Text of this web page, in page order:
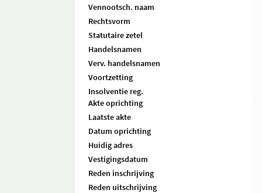
Vennootsch. naam
Rechtsvorm
Statutaire zetel
Handelsnamen
Verv. handelsnamen
Voortzetting
Insolventie reg.
Akte oprichting
Laatste akte
Datum oprichting
Huidig adres
Vestigingsdatum
Reden inschrijving
Reden uitschrijving